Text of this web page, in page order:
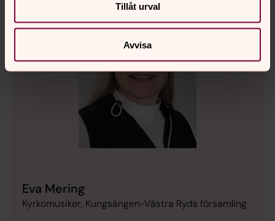
Tillåt urval
Avvisa
Eva Mering
Kyrkomusiker, Kungsängen-Västra Ryds församling